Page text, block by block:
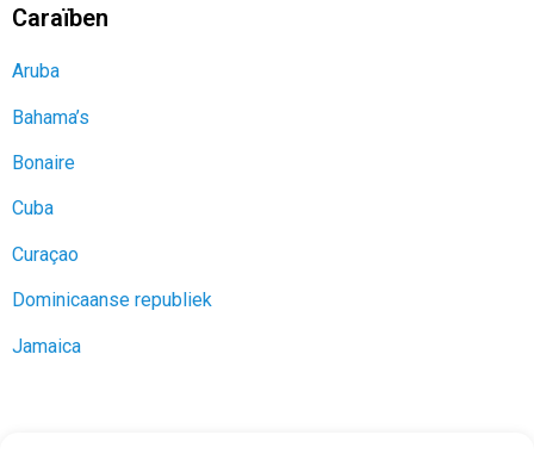
Caraïben
Aruba
Bahama’s
Bonaire
Cuba
Curaçao
Dominicaanse republiek
Jamaica